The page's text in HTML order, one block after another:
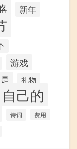
新年
游戏
礼物
自己的
诗词 费用